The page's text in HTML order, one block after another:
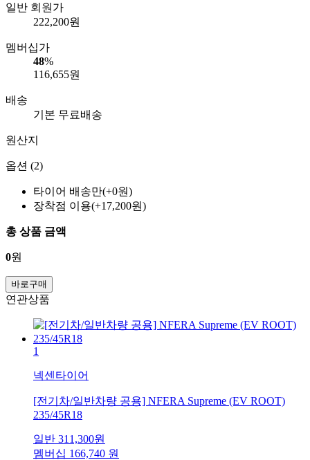
일반 회원가
222,200원
멤버십가
48%
116,655원
배송
기본 무료배송
원산지
옵션 (2)
타이어 배송만(+0원)
장착점 이용(+17,200원)
총 상품 금액
0원
바로구매
연관상품
1
넥센타이어
[전기차/일반차량 공용] NFERA Supreme (EV ROOT)
235/45R18
일반 311,300원
멤버십 166,740 원